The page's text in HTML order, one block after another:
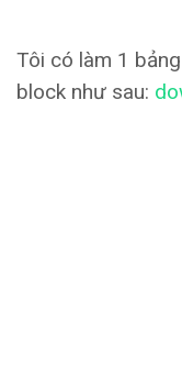
Tôi có làm 1
block như sau: